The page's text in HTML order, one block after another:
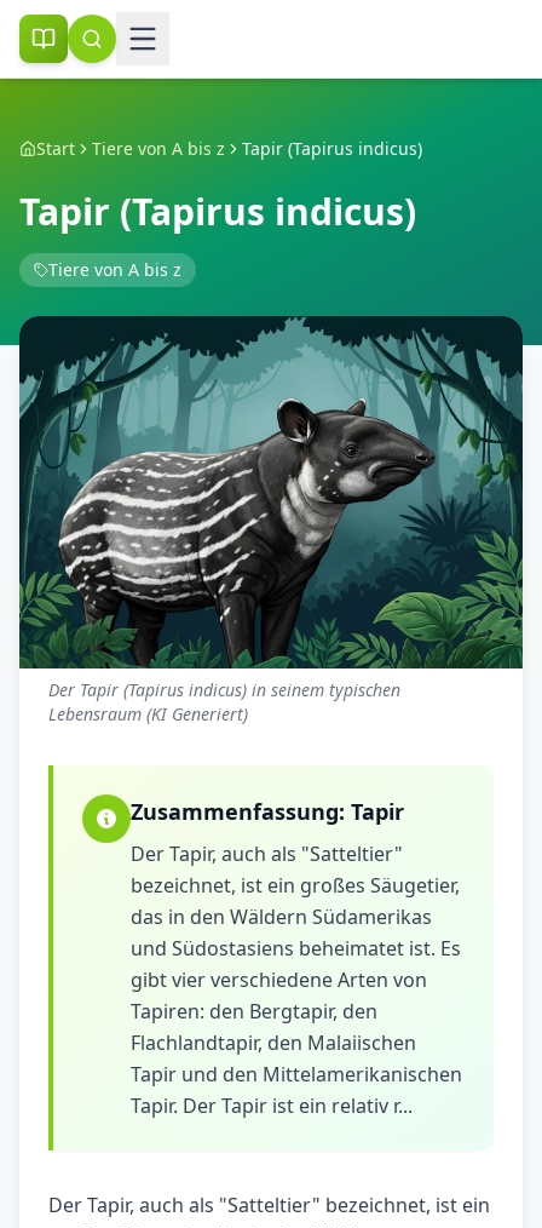
Start Tiere von A bis z Tapir (Tapirus indicus)
Tapir (Tapirus indicus)
Tiere von A bis z
Der Tapir (Tapirus indicus) in seinem typischen
Lebensraum (KI Generiert)
Zusammenfassung: Tapir
Der Tapir, auch als "Satteltier"
bezeichnet, ist ein großes Säugetier,
das in den Wäldern Südamerikas
und Südostasiens beheimatet ist. Es
gibt vier verschiedene Arten von
Tapiren: den Bergtapir, den
Flachlandtapir, den Malaiischen
Tapir und den Mittelamerikanischen
Tapir. Der Tapir ist ein relativ r...
Der Tapir, auch als "Satteltier" bezeichnet, ist ein